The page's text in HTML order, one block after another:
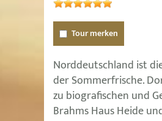
Tour merken
Norddeutschland ist
der Sommerfrische.
zu biografischen und
Brahms Haus Heide